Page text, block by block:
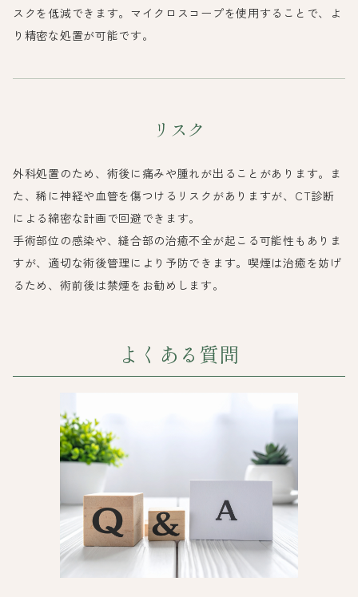
スクを低減できます。マイクロスコープを使用することで、よ
り精密な処置が可能です。
リスク
外科処置のため、術後に痛みや腫れが出ることがあります。ま
た、稀に神経や血管を傷つけるリスクがありますが、CT診断
による綿密な計画で回避できます。
手術部位の感染や、縫合部の治癒不全が起こる可能性もありま
すが、適切な術後管理により予防できます。喫煙は治癒を妨げ
るため、術前後は禁煙をお勧めします。
よくある質問